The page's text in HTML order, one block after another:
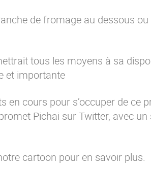
de fromage au dessous
tous les moyens à sa
et importante
en cours pour s’occuper de ce
Pichai sur Twitter, avec
cartoon pour en savoir plus.